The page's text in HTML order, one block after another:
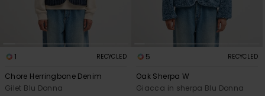
1 RECYCLED
Chore Herringbone Denim
Gilet Blu Donna
5 RECYCLED
Oak Sherpa W
Giacca in sherpa Blu Donna